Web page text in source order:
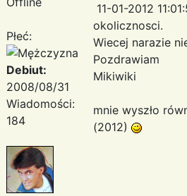
Płeć:
Debiut:
2008/08/31
Wiadomości:
184
11-01-2012
okolicznosci.
Wiecej narazie
Pozdrawiam
Mikiwiki
mnie wyszło
(2012)